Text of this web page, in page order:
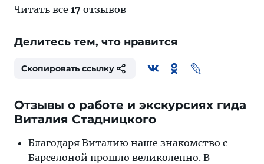
Читать все 17 отзывов
Делитесь тем, что нравится
Скопировать ссылку
Отзывы о работе и экскурсиях гида
Виталия Стадницкого
Благодаря Виталию наше знакомство с
Барселоной прошло великолепно. В